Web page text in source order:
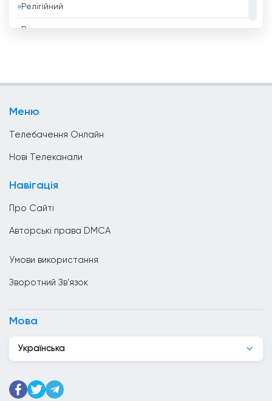
Болівія
Гана
Грузія
Релігійний
Розваги
Меню
Телебачення Онлайн
Нові Телеканали
Навігація
Про Сайті
Авторські права DMCA
Умови використання
Зворотний Зв'язок
Мова
Українська